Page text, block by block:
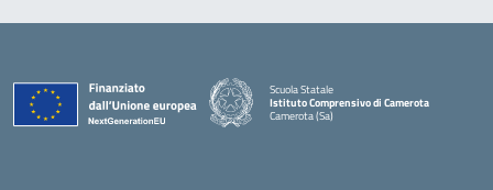
Scuola Statale
Istituto Comprensivo di Camerota
Camerota (Sa)